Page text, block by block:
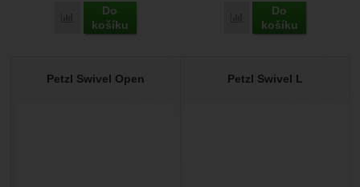
Porovnat
Do
košíku
Porovnat
Do
košíku
Petzl Swivel Open Petzl Swivel L